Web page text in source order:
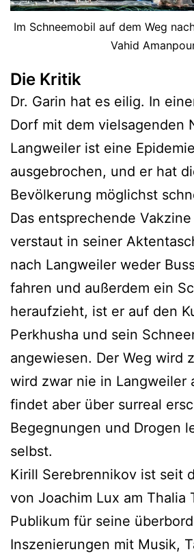
Im Schneemobil auf dem Weg
Vahid
Die Kritik
Dr. Garin hat es eilig. In
Dorf mit dem vielsagenden
Langweiler ist eine
ausgebrochen, und er hat
Bevölkerung möglichst
Das entsprechende
verstaut in seiner
nach Langweiler weder
fahren und außerdem ein
heraufzieht, ist er auf den
Perkhusha und sein
angewiesen. Der Weg wird
wird zwar nie in Langweiler
findet aber über surreal
Begegnungen und Drogen
selbst.
Kirill Serebrennikov ist seit
von Joachim Lux am Thalia
Publikum für seine
Inszenierungen mit Musik,